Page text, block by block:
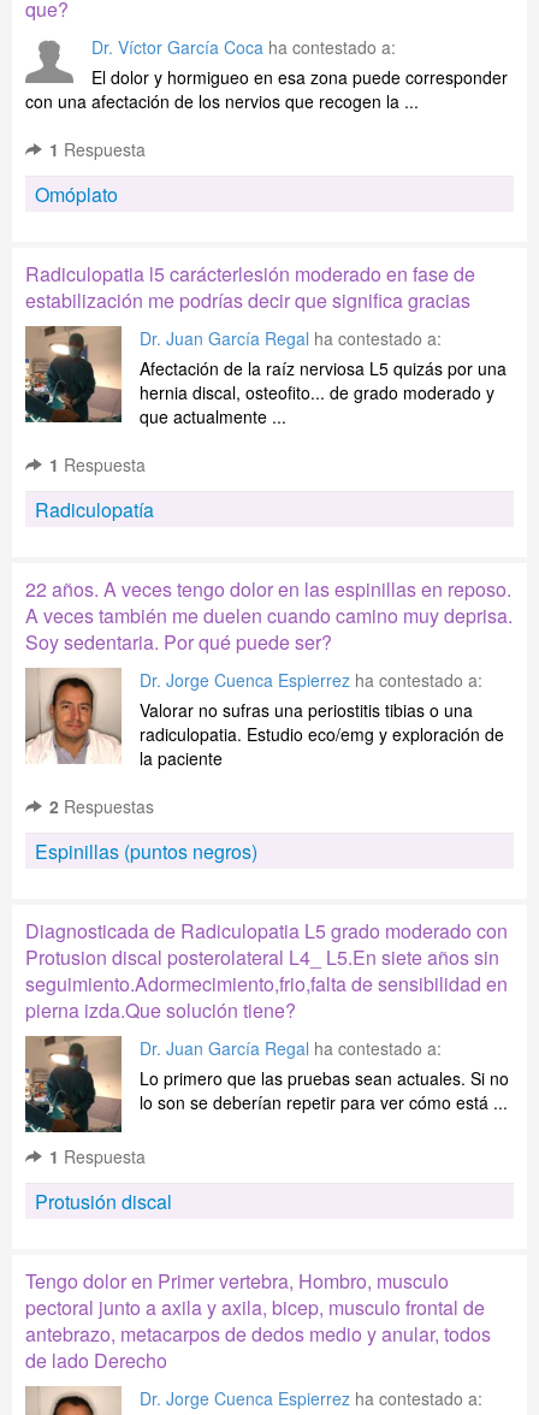
que?
Dr. Víctor García Coca ha contestado a:
El dolor y hormigueo en esa zona puede corresponder
con una afectación de los nervios que recogen la ...
1 Respuesta
Omóplato
Radiculopatia l5 carácterlesión moderado en fase de
estabilización me podrías decir que significa gracias
Dr. Juan García Regal ha contestado a:
Afectación de la raíz nerviosa L5 quizás por una
hernia discal, osteofito... de grado moderado y
que actualmente ...
1 Respuesta
Radiculopatía
22 años. A veces tengo dolor en las espinillas en reposo.
A veces también me duelen cuando camino muy deprisa.
Soy sedentaria. Por qué puede ser?
Dr. Jorge Cuenca Espierrez ha contestado a:
Valorar no sufras una periostitis tibias o una
radiculopatia. Estudio eco/emg y exploración de
la paciente
2 Respuestas
Espinillas (puntos negros)
Diagnosticada de Radiculopatia L5 grado moderado con
Protusion discal posterolateral L4_ L5.En siete años sin
seguimiento.Adormecimiento,frio,falta de sensibilidad en
pierna izda.Que solución tiene?
Dr. Juan García Regal ha contestado a:
Lo primero que las pruebas sean actuales. Si no
lo son se deberían repetir para ver cómo está ...
1 Respuesta
Protusión discal
Tengo dolor en Primer vertebra, Hombro, musculo
pectoral junto a axila y axila, bicep, musculo frontal de
antebrazo, metacarpos de dedos medio y anular, todos
de lado Derecho
Dr. Jorge Cuenca Espierrez ha contestado a: